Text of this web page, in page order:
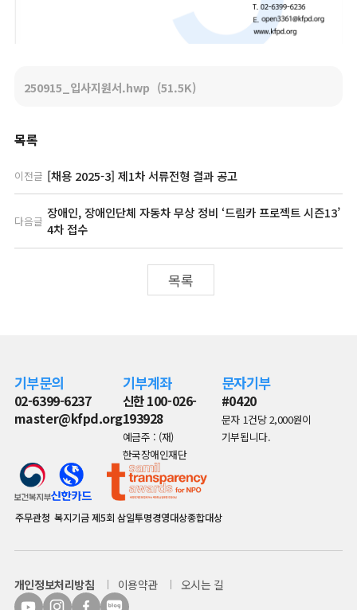
250915_입사지원서.hwp (51.5K)
목록
이전글 [채용 2025-3] 제1차 서류전형 결과 공고
다음글 장애인, 장애인단체 자동차 무상 정비 ‘드림카 프로젝트 시즌13’
4차 접수
목록
기부문의
02-6399-6237
master@kfpd.org
기부계좌
신한 100-026-
193928
예금주 : (재)
한국장애인재단
문자기부
#0420
문자 1건당 2,000원이
기부됩니다.
주무관청 복지기금제5회 삼일투명경영대상종합대상
개인정보처리방침 이용약관 오시는 길